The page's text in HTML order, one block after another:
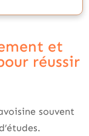
et
réussir
souvent